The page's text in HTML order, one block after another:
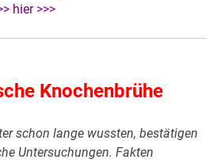
hier >>>
Knochenbrühe
schon lange wussten, bestätigen
Untersuchungen. Fakten